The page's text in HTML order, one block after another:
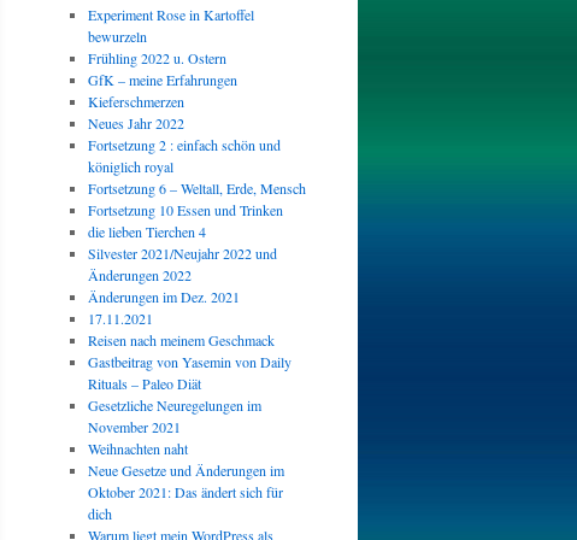
Experiment Rose in Kartoffel
bewurzeln
Frühling 2022 u. Ostern
GfK – meine Erfahrungen
Kieferschmerzen
Neues Jahr 2022
Fortsetzung 2 : einfach schön und
königlich royal
Fortsetzung 6 – Weltall, Erde, Mensch
Fortsetzung 10 Essen und Trinken
die lieben Tierchen 4
Silvester 2021/Neujahr 2022 und
Änderungen 2022
Änderungen im Dez. 2021
17.11.2021
Reisen nach meinem Geschmack
Gastbeitrag von Yasemin von Daily
Rituals – Paleo Diät
Gesetzliche Neuregelungen im
November 2021
Weihnachten naht
Neue Gesetze und Änderungen im
Oktober 2021: Das ändert sich für
dich
Warum liegt mein WordPress als